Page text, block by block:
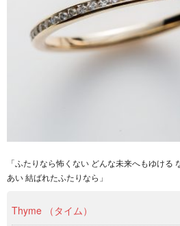
「ふたりなら怖くない どんな未来へもゆける
あい 結ばれたふたりなら」
Thyme （タイム）